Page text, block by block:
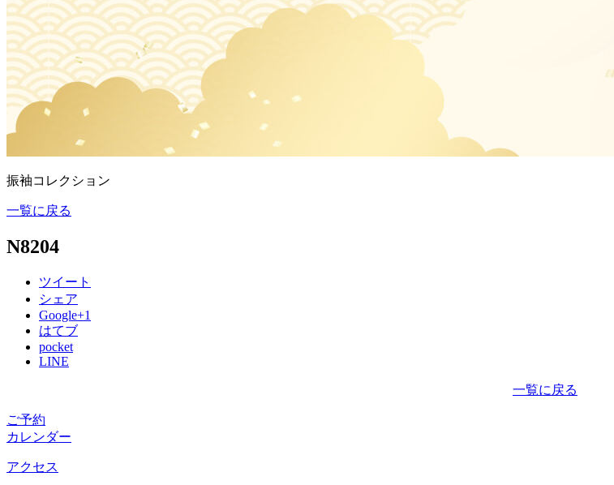
振袖コレクション
一覧に戻る
N8204
ツイート
シェア
Google+1
はてブ
pocket
LINE
一覧に戻る
ご予約
カレンダー
アクセス